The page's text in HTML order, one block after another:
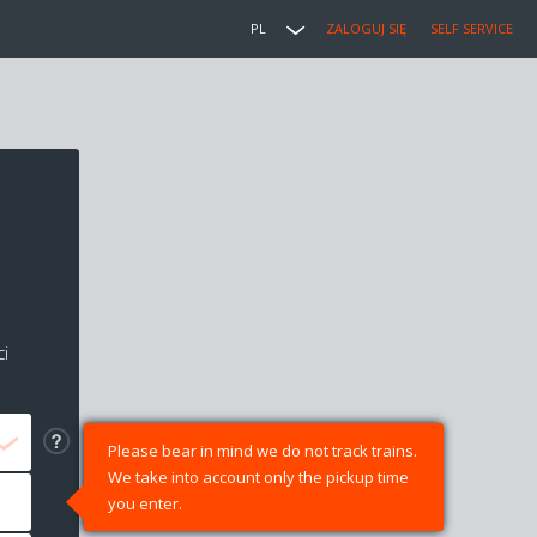
PL ZALOGUJ SIĘ SELF SERVICE
Please bear in mind we do not track trains.
We take into account only the pickup time
you enter.